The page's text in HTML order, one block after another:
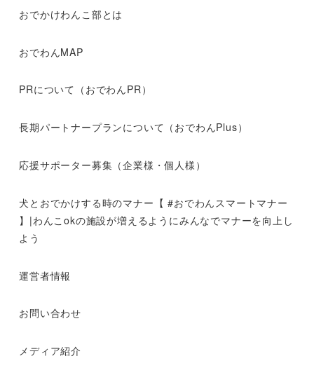
おでかけわんこ部とは
おでわんMAP
PRについて（おでわんPR）
長期パートナープランについて（おでわんPlus）
応援サポーター募集（企業様・個人様）
犬とおでかけする時のマナー【 #おでわんスマートマナー
】|わんこokの施設が増えるようにみんなでマナーを向上し
よう
運営者情報
お問い合わせ
メディア紹介